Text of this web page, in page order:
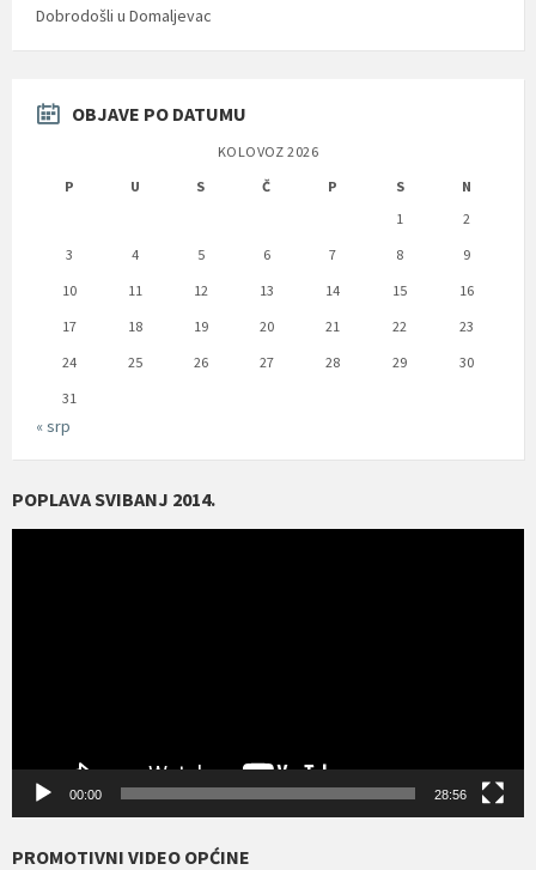
Dobrodošli u Domaljevac
OBJAVE PO DATUMU
KOLOVOZ 2026
P
U S Č P S
N
1
2
3
4 5 6 7 8
9
10
11 12 13 14 15
16
17
18 19 20 21 22
23
24
25 26 27 28 29
30
31
« srp
POPLAVA SVIBANJ 2014.
00:00 28:56
PROMOTIVNI VIDEO OPĆINE